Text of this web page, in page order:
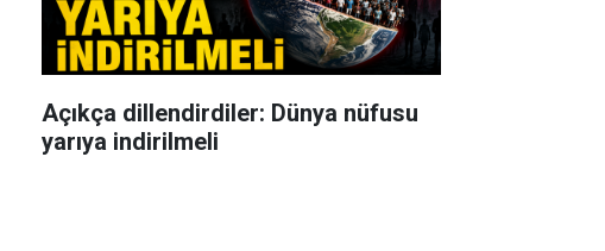
Açıkça dillendirdiler: Dünya nüfusu
yarıya indirilmeli